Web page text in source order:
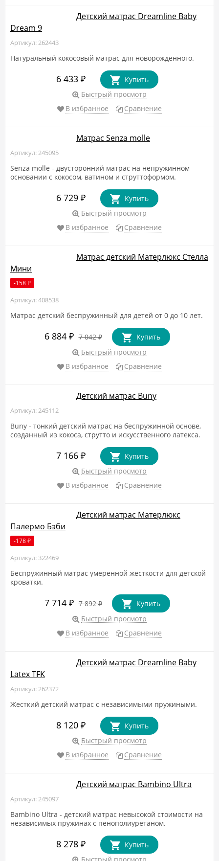
Детский матрас Dreamline Baby
Dream 9
Артикул: 262443
Натуральный кокосовый матрас для новорожденного.
6 433 ₽
Купить
Быстрый просмотр
В избранное
Сравнение
Матрас Senza molle
Артикул: 245095
Senza molle - двусторонний матрас на непружинном
основании с кокосом, ватином и струттоформом.
6 729 ₽
Купить
Быстрый просмотр
В избранное
Сравнение
Матрас детский Матерлюкс Стелла
Мини
-158 ₽
Артикул: 408538
Матрас детский беспружинный для детей от 0 до 10 лет.
6 884 ₽ 7 042₽
Купить
Быстрый просмотр
В избранное
Сравнение
Детский матрас Buny
Артикул: 245112
Buny - тонкий детский матрас на беспружинной основе,
созданный из кокоса, струтто и искусственного латекса.
7 166 ₽
Купить
Быстрый просмотр
В избранное
Сравнение
Детский матрас Матерлюкс
Палермо Бэби
-178 ₽
Артикул: 322469
Беспружинный матрас умеренной жесткости для детской
кроватки.
7 714 ₽ 7 892₽
Купить
Быстрый просмотр
В избранное
Сравнение
Детский матрас Dreamline Baby
Latex TFK
Артикул: 262372
Жесткий детский матрас с независимыми пружиными.
8 120 ₽
Купить
Быстрый просмотр
В избранное
Сравнение
Детский матрас Bambino Ultra
Артикул: 245097
Bambino Ultra - детский матрас невысокой стоимости на
независимых пружинах с пенополиуретаном.
8 278 ₽
Купить
Быстрый просмотр